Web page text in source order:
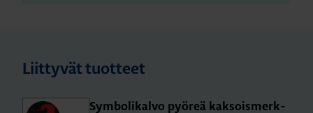
Liittyvät tuotteet
Sym­bo­li­kal­vo pyö­reä kak­sois­merk­